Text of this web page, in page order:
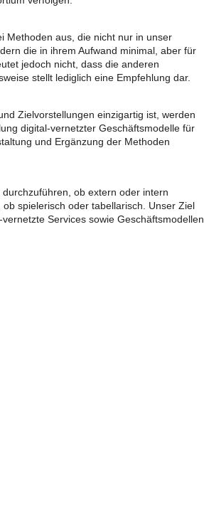
Methoden aus, die nicht nur in unser
die in ihrem Aufwand minimal, aber für
jedoch nicht, dass die anderen
stellt lediglich eine Empfehlung dar.
Zielvorstellungen einzigartig ist, werden
digital-vernetzter Geschäftsmodelle für
und Ergänzung der Methoden
ob extern oder intern
spielerisch oder tabellarisch. Unser Ziel
Services sowie Geschäftsmodellen